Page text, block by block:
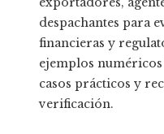
despachantes para
financieras y
ejemplos
casos prácticos y
verificación.